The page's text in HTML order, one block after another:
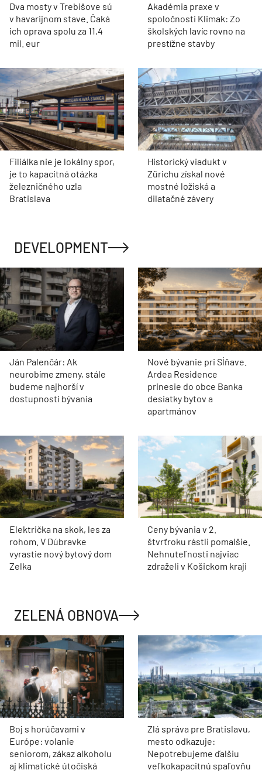
Dva mosty v Trebišove sú
v havarijnom stave. Čaká
ich oprava spolu za 11,4
mil. eur
Akadémia praxe v
spoločnosti Klimak: Zo
školských lavíc rovno na
prestížne stavby
Filiálka nie je lokálny spor,
je to kapacitná otázka
železničného uzla
Bratislava
Historický viadukt v
Zürichu získal nové
mostné ložiská a
dilatačné závery
DEVELOPMENT
Ján Palenčár: Ak
neurobíme zmeny, stále
budeme najhorší v
dostupnosti bývania
Nové bývanie pri Sĺňave.
Ardea Residence
prinesie do obce Banka
desiatky bytov a
apartmánov
Električka na skok, les za
rohom. V Dúbravke
vyrastie nový bytový dom
Zelka
Ceny bývania v 2.
štvrťroku rástli pomalšie.
Nehnuteľnosti najviac
zdraželi v Košickom kraji
ZELENÁ OBNOVA
Boj s horúčavami v
Európe: volanie
seniorom, zákaz alkoholu
aj klimatické útočiská
Zlá správa pre Bratislavu,
mesto odkazuje:
Nepotrebujeme ďalšiu
veľkokapacitnú spaľovňu